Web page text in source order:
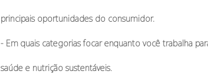
principais oportunidades do consumidor.
- Em quais categorias focar enquanto você trabalha
saúde e nutrição sustentáveis.